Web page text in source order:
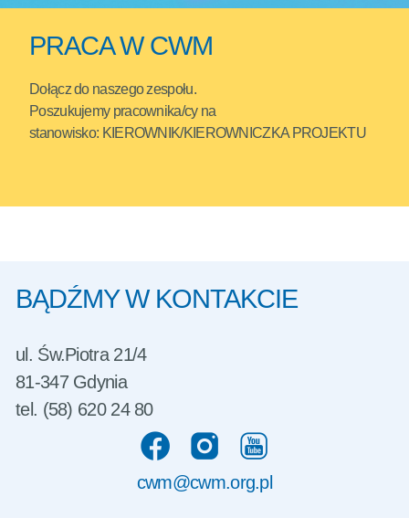
PRACA W CWM
Dołącz do naszego zespołu.
Poszukujemy pracownika/cy na
stanowisko: KIEROWNIK/KIEROWNICZKA PROJEKTU
BĄDŹMY W KONTAKCIE
ul. Św.Piotra 21/4
81-347 Gdynia
tel. (58) 620 24 80
cwm@cwm.org.pl